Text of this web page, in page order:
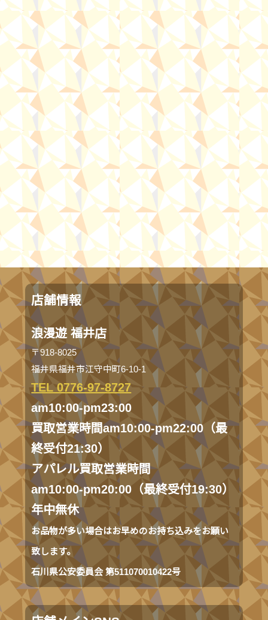
店舗情報
浪漫遊 福井店
〒918-8025
福井県福井市江守中町6-10-1
TEL 0776-97-8727
am10:00-pm23:00
買取営業時間am10:00-pm22:00（最
終受付21:30）
アパレル買取営業時間
am10:00-pm20:00（最終受付19:30）
年中無休
お品物が多い場合はお早めのお持ち込みをお願い
致します。
石川県公安委員会 第511070010422号